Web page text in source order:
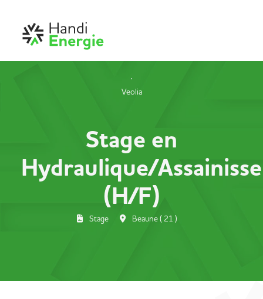
Veolia
Stage en
Hydraulique/
(H/F)
Stage Beaune ( 21 )